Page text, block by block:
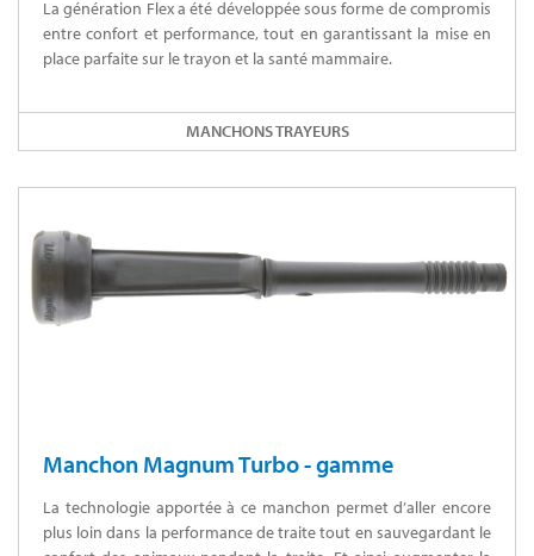
La génération Flex a été développée sous forme de compromis
entre confort et performance, tout en garantissant la mise en
place parfaite sur le trayon et la santé mammaire.
MANCHONS TRAYEURS
Manchon Magnum Turbo - gamme
La technologie apportée à ce manchon permet d’aller encore
plus loin dans la performance de traite tout en sauvegardant le